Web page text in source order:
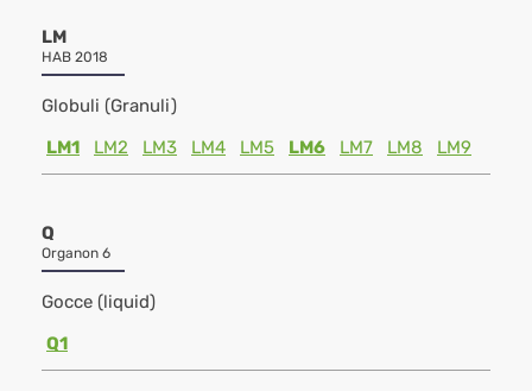
LM
HAB 2018
Globuli (Granuli)
LM1
LM2 LM3 LM4 LM5 LM6 LM7 LM8 LM9
Q
Organon 6
Gocce (liquid)
Q1